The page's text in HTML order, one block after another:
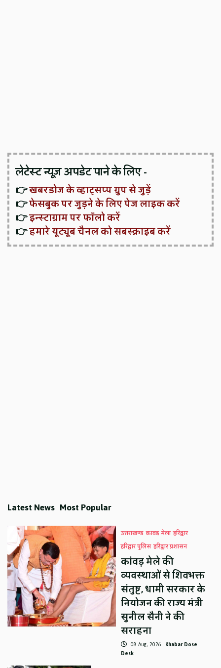
लेटेस्ट न्यूज़ अपडेट पाने के लिए -
👉खबरडोज के व्हाट्सप्प ग्रुप से जुड़ें
👉फेसबुक पर जुड़ने के लिए पेज लाइक करें
👉इन्स्टाग्राम पर फॉलो करें
👉हमारे यूट्यूब चैनल को सबस्क्राइब करें
Latest News Most Popular
उत्तराखण्ड कावड़ मेला हरिद्वार
हरिद्वार पुलिस हरिद्वार प्रशासन
कांवड़ मेले की
व्यवस्थाओं से शिवभक्त
संतुष्ट, धामी सरकार के
नियोजन की राज्य मंत्री
सुनील सैनी ने की
सराहना
08 Aug, 2026 Khabar Dose
Desk